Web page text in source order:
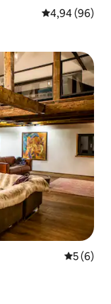
4,94 de uma
4,94 (96)
5 de
5 (6)